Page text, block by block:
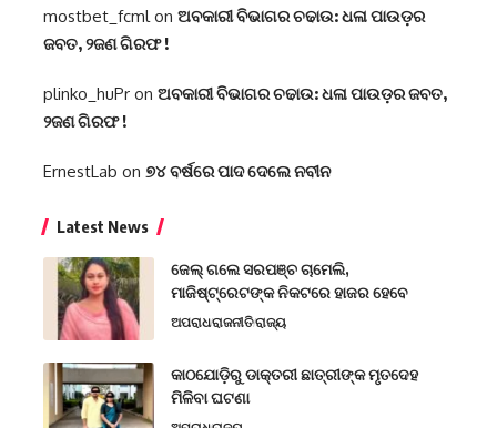
mostbet_fcmlon ଅବକାରୀ ବିଭାଗର ଚଢାଉ: ଧଳା ପାଉଡ଼ର
ଜବତ, ୨ଜଣ ଗିରଫ !
plinko_huPr on ଅବକାରୀ ବିଭାଗର ଚଢାଉ: ଧଳା ପାଉଡ଼ର ଜବତ,
୨ଜଣ ଗିରଫ !
ErnestLab on ୭୪ ବର୍ଷରେ ପାଦ ଦେଲେ ନବୀନ
Latest News
ଜେଲ୍ ଗଲେ ସରପଞ୍ଚ ଚାମେଲି,
ମାଜିଷ୍ଟ୍ରେଟଙ୍କ ନିକଟରେ ହାଜର ହେବେ
ଅପରାଧରାଜନୀତିରାଜ୍ୟ
କାଠଯୋଡ଼ିରୁ ଡାକ୍ତରୀ ଛାତ୍ରୀଙ୍କ ମୃତଦେହ
ମିଳିବା ଘଟଣା